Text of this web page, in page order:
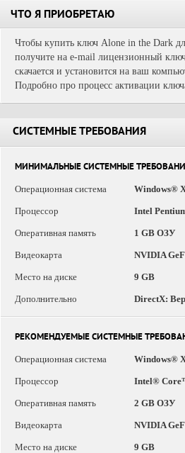
ЧТО Я ПРИОБРЕТАЮ
Чтобы купить ключ Alone in the Dark
получите на e-mail лицензионный
скачается и установится на ваш
Подробно про процесс активации
СИСТЕМНЫЕ ТРЕБОВАНИЯ
МИНИМАЛЬНЫЕ СИСТЕМНЫЕ
Операционная система
Windows®
Процессор Intel
Оперативная память 1 GB ОЗУ
Видеокарта NVIDIA
Место на диске 9 GB
Дополнительно DirectX:
РЕКОМЕНДУЕМЫЕ СИСТЕМНЫЕ
Операционная система
Windows®
Процессор Intel®
Оперативная память 2 GB ОЗУ
Видеокарта NVIDIA
Место на диске 9 GB